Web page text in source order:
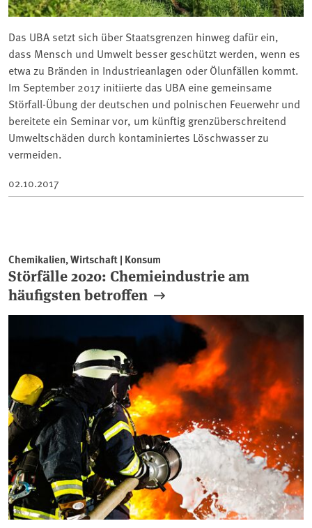
Das UBA setzt sich über Staatsgrenzen hinweg dafür ein,
dass Mensch und Umwelt besser geschützt werden, wenn es
etwa zu Bränden in Industrieanlagen oder Ölunfällen kommt.
Im September 2017 initiierte das UBA eine gemeinsame
Störfall-Übung der deutschen und polnischen Feuerwehr und
bereitete ein Seminar vor, um künftig grenzüberschreitend
Umweltschäden durch kontaminiertes Löschwasser zu
vermeiden.
02.10.2017
Chemikalien, Wirtschaft | Konsum
Störfälle 2020: Chemieindustrie am
häufigsten betroffen